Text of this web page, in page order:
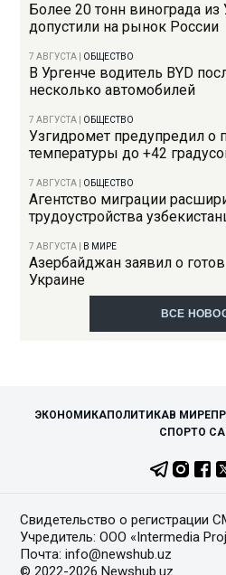
Более 20 тонн винограда из
допустили на рынок России
7 АВГУСТА ОБЩЕСТВО
В Ургенче водитель BYD
несколько автомобилей
7 АВГУСТА ОБЩЕСТВО
Узгидромет предупредил
температуры до +42
7 АВГУСТА ОБЩЕСТВО
Агентство миграции
трудоустройства
7 АВГУСТА В МИРЕ
Азербайджан заявил о
Украине
ВСЕ
ЭКОНОМИКАПОЛИТИКАВ МИРЕ
СПОРТО
Свидетельство о регистрации
Учредитель: ООО «Intermedia
Почта: info@newshub.uz
© 2022-2026 Newshub.uz